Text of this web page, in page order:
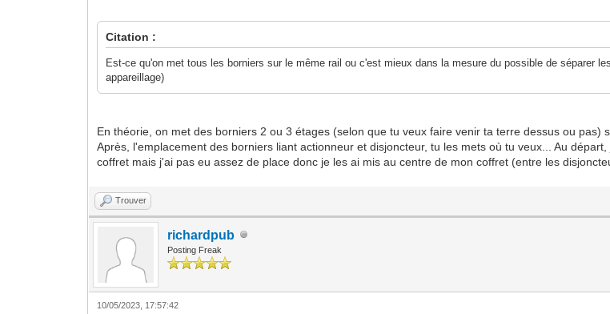
Citation :
Est-ce qu'on met tous les borniers sur le même rail ou c'est mieux dans la mesure du possible de séparer
appareillage)
En théorie, on met des borniers 2 ou 3 étages (selon que tu veux faire venir ta terre dessus ou
Après, l'emplacement des borniers liant actionneur et disjoncteur, tu les mets où tu veux... Au
coffret mais j'ai pas eu assez de place donc je les ai mis au centre de mon coffret (entre les
Trouver
richardpub
Posting Freak
10/05/2023, 17:57:42